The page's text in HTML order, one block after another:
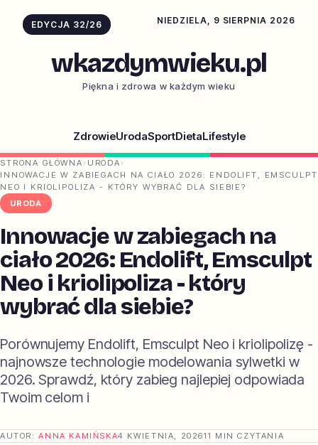
EDYCJA 32/26 NIEDZIELA, 9 SIERPNIA 2026
wkazdymwieku.pl
Piękna i zdrowa w każdym wieku
ZdrowieUrodaSportDietaLifestyle
STRONA GŁÓWNA › URODA ›
INNOWACJE W ZABIEGACH NA CIAŁO 2026: ENDOLIFT, EMSCULPT
NEO I KRIOLIPOLIZA - KTÓRY WYBRAĆ DLA SIEBIE?
URODA
Innowacje w zabiegach na
ciało 2026: Endolift, Emsculpt
Neo i kriolipoliza - który
wybrać dla siebie?
Porównujemy Endolift, Emsculpt Neo i kriolipolizę -
najnowsze technologie modelowania sylwetki w
2026. Sprawdź, który zabieg najlepiej odpowiada
Twoim celom i
AUTOR:ANNA KAMIŃSKA4 KWIETNIA, 202611 MIN CZYTANIA